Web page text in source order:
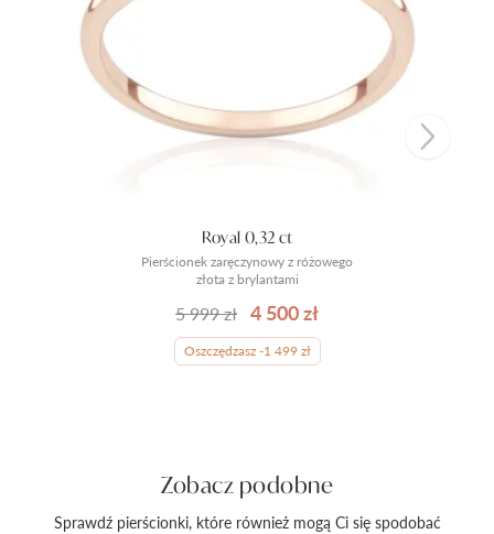
Pierścionek zaręczynowy z różowego
złota z brylantami
Royal 0,32 ct
5 999 zł 4 500 zł
Oszczędzasz -1 499 zł
Zobacz podobne
Sprawdź pierścionki, które również mogą Ci się spodobać